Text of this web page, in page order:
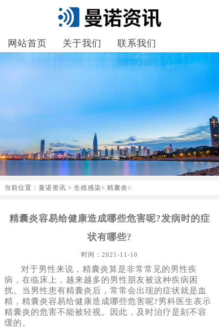
网站首页 关于我们 联系我们
当前位置： 曼诺资讯 > 生殖感染> 精囊炎>
精囊炎容易给健康造成哪些危害呢?发病时的症
状有哪些?
时间：2021-11-10
对于男性来说，精囊炎算是非常常见的男性疾
病，在临床上，越来越多的男性朋友被这种疾病困
扰。当男性患有精囊炎后，常常会出现的症状就是血
精，精囊炎容易给健康造成哪些危害呢?男科医生表示
精囊炎的危害不能被轻视。因此，及时治疗是刻不容
缓的。